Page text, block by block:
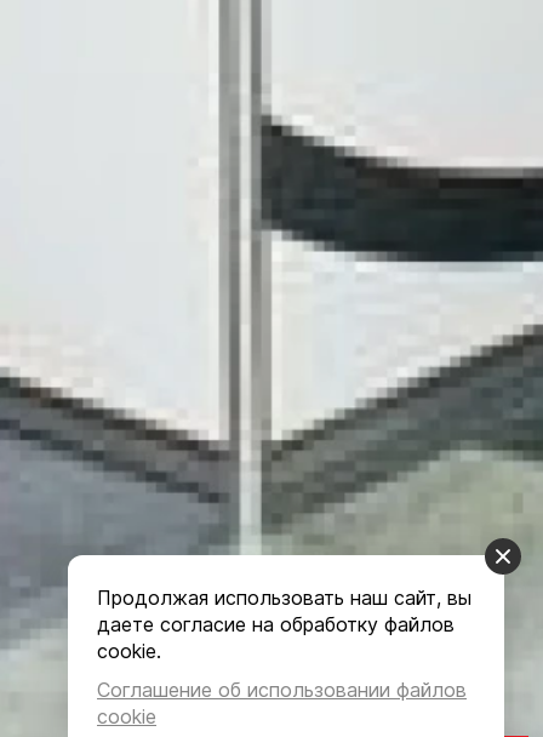
Продолжая использовать наш сайт, вы
даете согласие на обработку файлов
cookie.
Соглашение об использовании файлов
cookie